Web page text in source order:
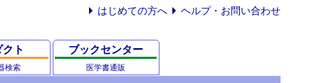
はじめての方へ ヘルプ・お問い合わせ
ト
検索
ブックセンター
医学書通販